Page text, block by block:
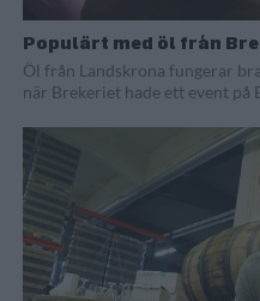
Populärt med öl från
Öl från Landskrona fungerar
när Brekeriet hade ett event på